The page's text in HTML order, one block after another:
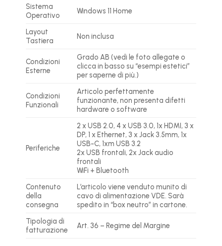
Sistema
Operativo
Windows 11 Home
Layout
Tastiera
Non inclusa
Condizioni
Esterne
Grado AB (vedi le foto allegate o
clicca in basso su “esempi estetici”
per saperne di più.)
Condizioni
Funzionali
Articolo perfettamente
funzionante, non presenta difetti
hardware o software
Periferiche
2 x USB 2.0, 4 x USB 3.0, 1x HDMI, 3 x
DP, 1 x Ethernet, 3 x Jack 3.5mm, 1x
USB-C, 1xm USB 3.2
2x USB frontali, 2x Jack audio
frontali
WiFi + Bluetooth
Contenuto
della
consegna
L’articolo viene venduto munito di
cavo di alimentazione VDE. Sarà
spedito in “box neutro” in cartone.
Tipologia di
fatturazione
Art. 36 – Regime del Margine